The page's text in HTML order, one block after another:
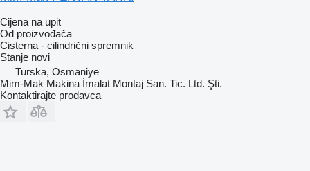
Cijena na upit
Od proizvođača
Cisterna - cilindrični spremnik
Stanje novi
Turska, Osmaniye
Mim-Mak Makina İmalat Montaj San. Tic. Ltd. Şti.
Kontaktirajte prodavca